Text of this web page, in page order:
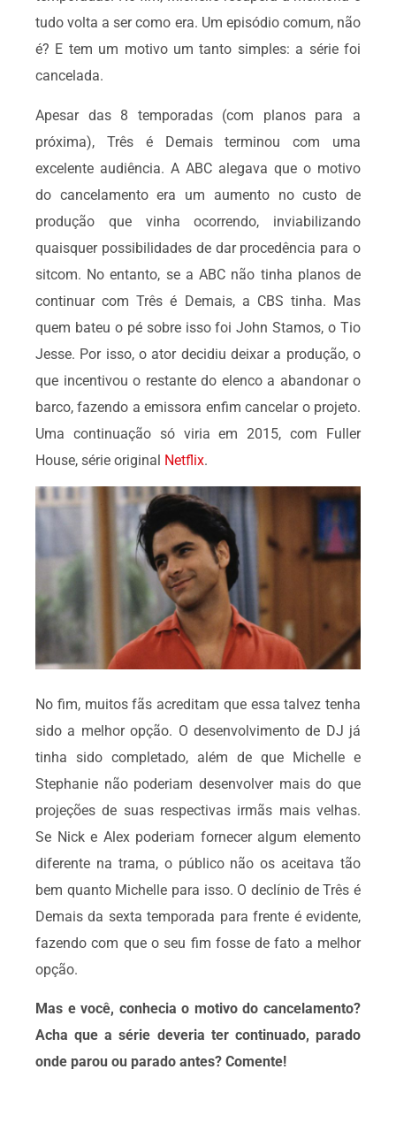
tudo volta a ser como era. Um episódio comum, não
é? E tem um motivo um tanto simples: a série foi
cancelada.
Apesar das 8 temporadas (com planos para a
próxima), Três é Demais terminou com uma
excelente audiência. A ABC alegava que o motivo
do cancelamento era um aumento no custo de
produção que vinha ocorrendo, inviabilizando
quaisquer possibilidades de dar procedência para o
sitcom. No entanto, se a ABC não tinha planos de
continuar com Três é Demais, a CBS tinha. Mas
quem bateu o pé sobre isso foi John Stamos, o Tio
Jesse. Por isso, o ator decidiu deixar a produção, o
que incentivou o restante do elenco a abandonar o
barco, fazendo a emissora enfim cancelar o projeto.
Uma continuação só viria em 2015, com Fuller
House, série original Netflix.
No fim, muitos fãs acreditam que essa talvez tenha
sido a melhor opção. O desenvolvimento de DJ já
tinha sido completado, além de que Michelle e
Stephanie não poderiam desenvolver mais do que
projeções de suas respectivas irmãs mais velhas.
Se Nick e Alex poderiam fornecer algum elemento
diferente na trama, o público não os aceitava tão
bem quanto Michelle para isso. O declínio de Três é
Demais da sexta temporada para frente é evidente,
fazendo com que o seu fim fosse de fato a melhor
opção.
Mas e você, conhecia o motivo do cancelamento?
Acha que a série deveria ter continuado, parado
onde parou ou parado antes? Comente!